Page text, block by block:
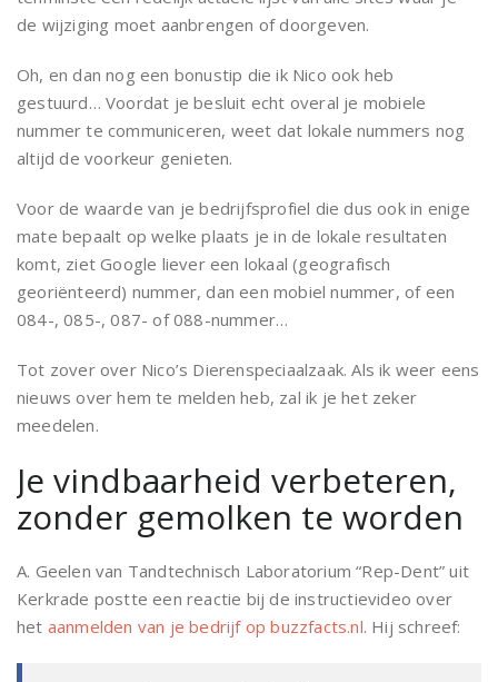
de wijziging moet aanbrengen of doorgeven.
Oh, en dan nog een bonustip die ik Nico ook heb
gestuurd… Voordat je besluit echt overal je mobiele
nummer te communiceren, weet dat lokale nummers nog
altijd de voorkeur genieten.
Voor de waarde van je bedrijfsprofiel die dus ook in enige
mate bepaalt op welke plaats je in de lokale resultaten
komt, ziet Google liever een lokaal (geografisch
georiënteerd) nummer, dan een mobiel nummer, of een
084-, 085-, 087- of 088-nummer…
Tot zover over Nico’s Dierenspeciaalzaak. Als ik weer eens
nieuws over hem te melden heb, zal ik je het zeker
meedelen.
Je vindbaarheid verbeteren,
zonder gemolken te worden
A. Geelen van Tandtechnisch Laboratorium “Rep-Dent” uit
Kerkrade postte een reactie bij de instructievideo over
het aanmelden van je bedrijf op buzzfacts.nl. Hij schreef: